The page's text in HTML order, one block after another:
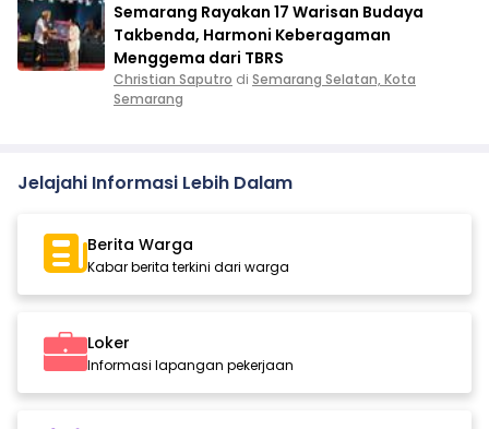
Semarang Rayakan 17 Warisan Budaya
Takbenda, Harmoni Keberagaman
Menggema dari TBRS
Christian Saputro di Semarang Selatan, Kota
Semarang
Jelajahi Informasi Lebih Dalam
Berita Warga
Kabar berita terkini dari warga
Loker
Informasi lapangan pekerjaan